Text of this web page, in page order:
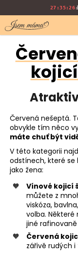
na
obsah
27:35:25
Červená nešeptá.
obvykle tím něco
máte chuť být
V této kategorii
odstínech, které
jako žena:
Vínové kojicí
můžete z
viskóza,
volba.
jiné
Červená
zářivě rudých
o
š Zpět
Zpět
C
o
ř
e
b
u
j
e
a